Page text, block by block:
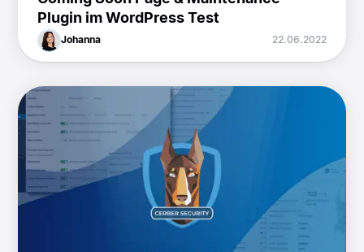
Plugin im WordPress Test
Johanna 22.06.2022